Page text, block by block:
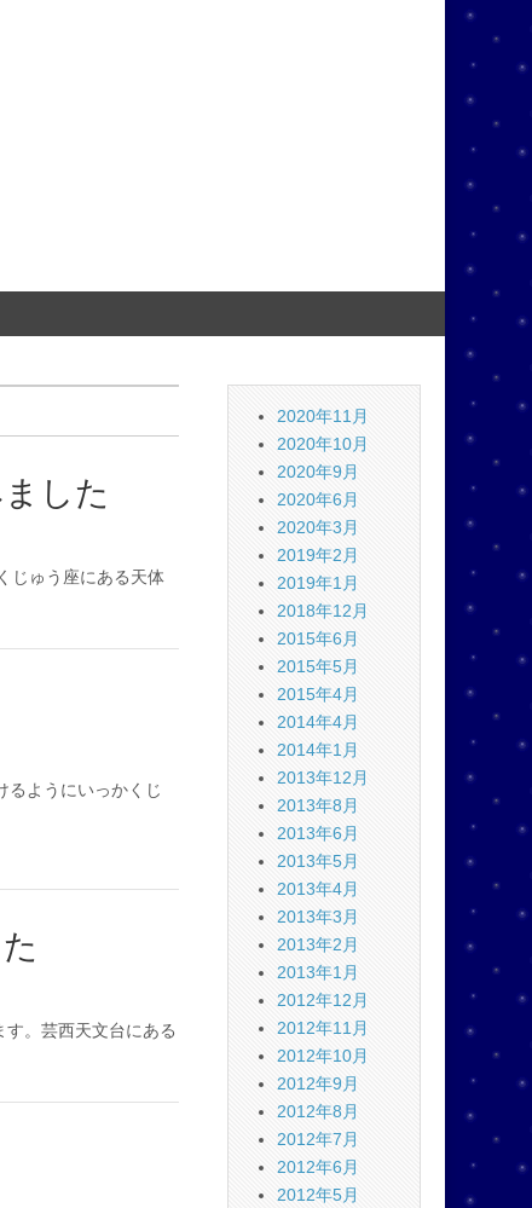
した
じゅう座にある天体
ようにいっかくじ
。芸西天文台にある
2020年11月
2020年10月
2020年9月
2020年6月
2020年3月
2019年2月
2019年1月
2018年12月
2015年6月
2015年5月
2015年4月
2014年4月
2014年1月
2013年12月
2013年8月
2013年6月
2013年5月
2013年4月
2013年3月
2013年2月
2013年1月
2012年12月
2012年11月
2012年10月
2012年9月
2012年8月
2012年7月
2012年6月
2012年5月